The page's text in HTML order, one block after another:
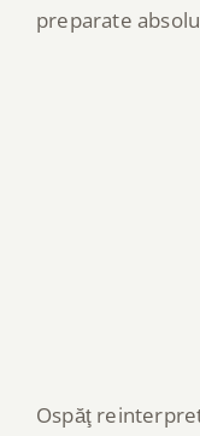
preparate
Ospăţ